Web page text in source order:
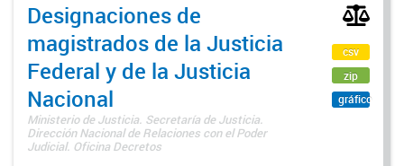
Designaciones de
magistrados de la Justicia
Federal y de la Justicia
Nacional
Ministerio de Justicia. Secretaría de Justicia.
Dirección Nacional de Relaciones con el Poder
Judicial. Oficina Decretos
csv
zip
gráfico